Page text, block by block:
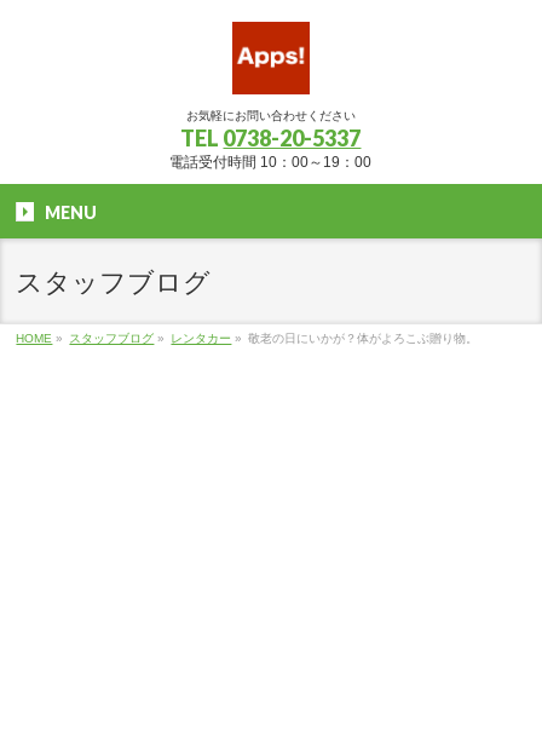
お気軽にお問い合わせください
TEL 0738-20-5337
電話受付時間 10：00～19：00
MENU
スタッフブログ
HOME » スタッフブログ » レンタカー » 敬老の日にいかが？体がよろこぶ贈り物。